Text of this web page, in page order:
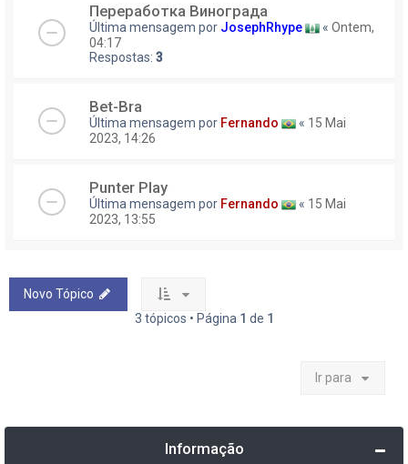
Переработка Винограда
Última mensagem por JosephRhype « Ontem,
04:17
Respostas: 3
Bet-Bra
Última mensagem por Fernando « 15 Mai
2023, 14:26
Punter Play
Última mensagem por Fernando « 15 Mai
2023, 13:55
Novo Tópico
3 tópicos • Página 1 de 1
Ir para
Informação